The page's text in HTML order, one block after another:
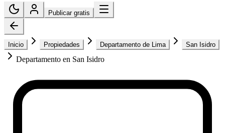
Publicar gratis
Inicio Propiedades Departamento de Lima San Isidro
Departamento en San Isidro